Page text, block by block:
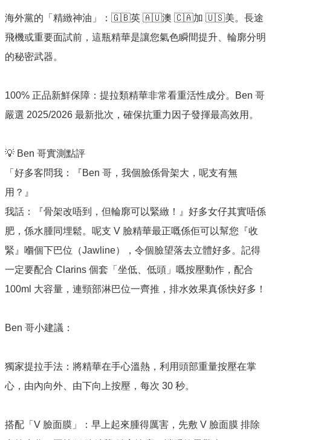
海外黨的「精緻神油」：🇬🇧英 🇦🇺澳 🇨🇦加 🇺🇸美。長途
飛機或重要面試前，這瓶精華是讓您氣色瞬間提升、輪廓分明
的秘密武器。
100% 正品新鮮保障：提拉類精華非常看重活性成分。Ben 哥
嚴選 2025/2026 最新批次，確保抗重力因子發揮最高效用。
💡 Ben 哥實測點評
「好多客問我：『Ben 哥，我個臉係骨架大，呢支有無
用？』
我話：『骨架改唔到，但輪廓可以緊緻！』好多女仔其實唔係
肥，係水腫同埋鬆。呢支 V 臉精華最正嘅係佢可以幫您『收
緊』嗰個下巴位（Jawline），令個臉望落去立體好多。記得
一定要配合 Clarins 個套「坐低、低頭」嘅按壓動作，配合
100ml 大容量，連頸部淋巴位一齊推，排水效果真係快好多！
Ben 哥小建議：
獨家提拉手法：將精華在手心溫熱，利用頭部重量按壓在掌
心，由內向外、由下向上按壓，每次 30 秒。
搭配「V 臉面膜」：早上起來腫得厲害，先敷 V 臉面膜 排除